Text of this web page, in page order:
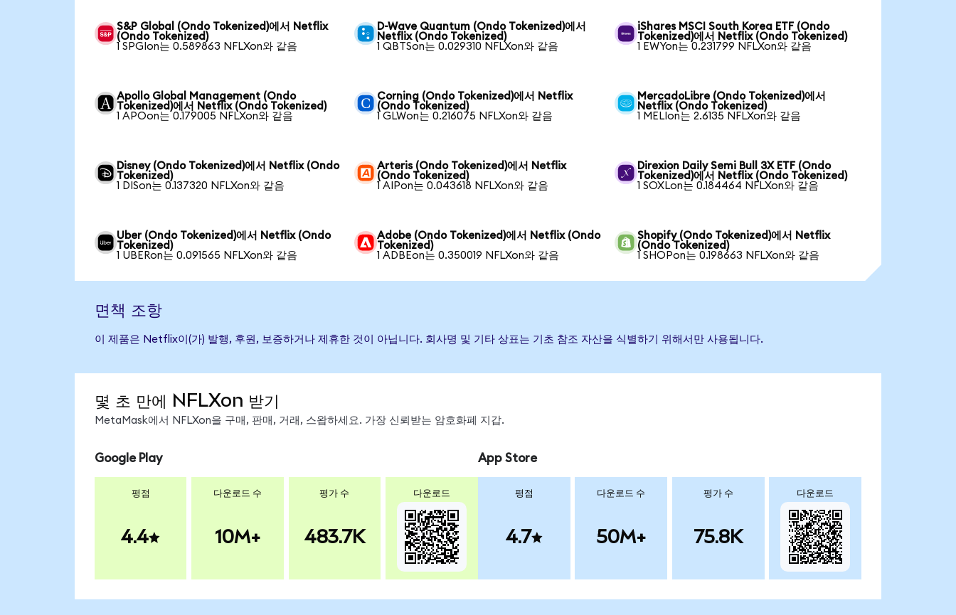
S&P Global (Ondo Tokenized)에서 Netflix
(Ondo Tokenized)
1 SPGIon는 0.589863 NFLXon와 같음
D-Wave Quantum (Ondo Tokenized)에서
Netflix (Ondo Tokenized)
1 QBTSon는 0.029310 NFLXon와 같음
iShares MSCI South Korea ETF (Ondo
Tokenized)에서 Netflix (Ondo Tokenized)
1 EWYon는 0.231799 NFLXon와 같음
Apollo Global Management (Ondo
Tokenized)에서 Netflix (Ondo Tokenized)
1 APOon는 0.179005 NFLXon와 같음
Corning (Ondo Tokenized)에서 Netflix
(Ondo Tokenized)
1 GLWon는 0.216075 NFLXon와 같음
MercadoLibre (Ondo Tokenized)에서
Netflix (Ondo Tokenized)
1 MELIon는 2.6135 NFLXon와 같음
Disney (Ondo Tokenized)에서 Netflix (Ondo
Tokenized)
1 DISon는 0.137320 NFLXon와 같음
Arteris (Ondo Tokenized)에서 Netflix
(Ondo Tokenized)
1 AIPon는 0.043618 NFLXon와 같음
Direxion Daily Semi Bull 3X ETF (Ondo
Tokenized)에서 Netflix (Ondo Tokenized)
1 SOXLon는 0.184464 NFLXon와 같음
Uber (Ondo Tokenized)에서 Netflix (Ondo
Tokenized)
1 UBERon는 0.091565 NFLXon와 같음
Adobe (Ondo Tokenized)에서 Netflix (Ondo
Tokenized)
1 ADBEon는 0.350019 NFLXon와 같음
Shopify (Ondo Tokenized)에서 Netflix
(Ondo Tokenized)
1 SHOPon는 0.198663 NFLXon와 같음
면책 조항
이 제품은 Netflix이(가) 발행, 후원, 보증하거나 제휴한 것이 아닙니다. 회사명 및 기타 상표는 기초 참조 자산을 식별하기 위해서만 사용됩니다.
몇 초 만에 NFLXon 받기
MetaMask에서 NFLXon을 구매, 판매, 거래, 스왑하세요. 가장 신뢰받는 암호화폐 지갑.
Google Play
평점
4.4
다운로드 수
10M+
평가 수
483.7K
다운로드
App Store
평점
4.7
다운로드 수
50M+
평가 수
75.8K
다운로드